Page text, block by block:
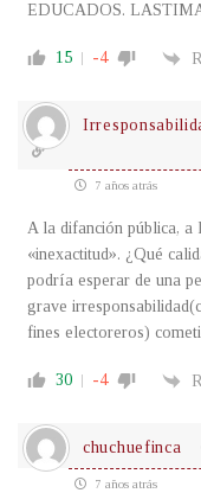
EDUCADOS.
15 -4
7 años atrás
A la difanción pública, a
«inexactitud». ¿Qué
podría esperar de una
grave
fines electoreros)
30 -4
chuchuefinca
7 años atrás